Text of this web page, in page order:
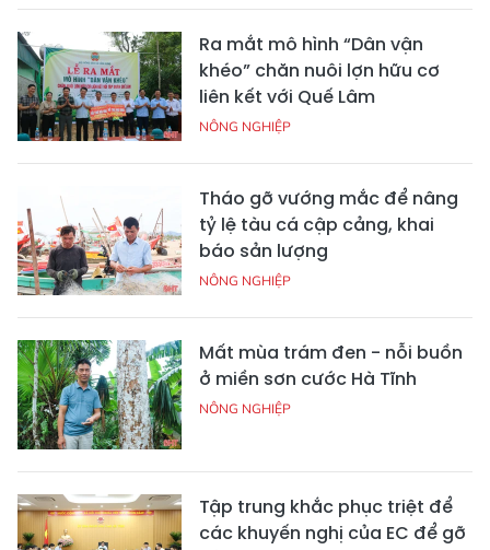
Ra mắt mô hình “Dân vận
khéo” chăn nuôi lợn hữu cơ
liên kết với Quế Lâm
NÔNG NGHIỆP
Tháo gỡ vướng mắc để nâng
tỷ lệ tàu cá cập cảng, khai
báo sản lượng
NÔNG NGHIỆP
Mất mùa trám đen - nỗi buồn
ở miền sơn cước Hà Tĩnh
NÔNG NGHIỆP
Tập trung khắc phục triệt để
các khuyến nghị của EC để gỡ